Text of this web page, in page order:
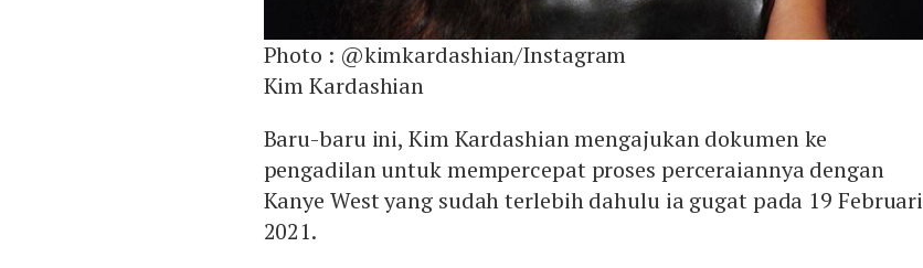
Photo : @kimkardashian/Instagram
Kim Kardashian
Baru-baru ini, Kim Kardashian mengajukan dokumen ke
pengadilan untuk mempercepat proses perceraiannya dengan
Kanye West yang sudah terlebih dahulu ia gugat pada 19 Februari
2021.